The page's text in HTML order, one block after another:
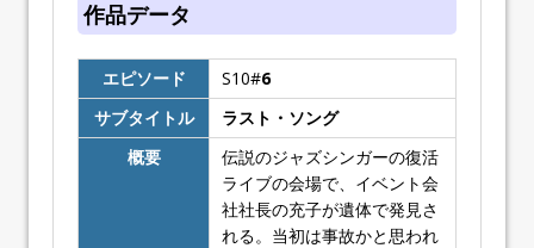
作品データ
エピソード S10#6
サブタイトル
ラスト・ソング
概要
伝説のジャズシンガーの復活
ライブの会場で、イベント会
社社長の充子が遺体で発見さ
れる。当初は事故かと思われ